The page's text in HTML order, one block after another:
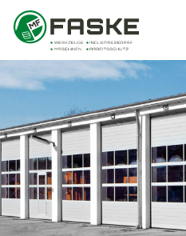
Produkte
Produkt konfigurieren
Service
Videos